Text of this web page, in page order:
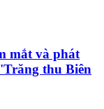
mắt và phát
thu Biên